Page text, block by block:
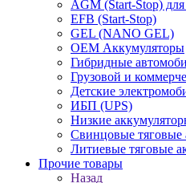
AGM (Start-Stop)
EFB (Start-Stop)
GEL (NANO GEL)
OEM Аккумуляторы
Гибридные
Грузовой и
Детские
ИБП (UPS)
Низкие
Свинцовые тяговые
Литиевые тяговые
Прочие товары
Назад